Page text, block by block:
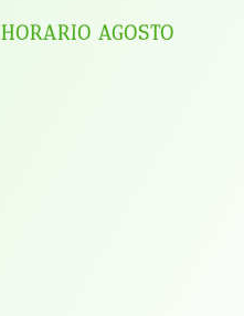
HORARIO AGOSTO